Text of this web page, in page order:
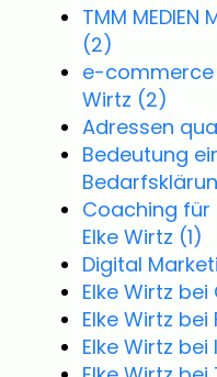
TMM MEDIEN
(2)
e-commerce
Wirtz (2)
Adressen
Bedeutung
Coaching
Elke Wirtz (1)
Digital
Elke Wirtz bei
Elke Wirtz
Elke Wirtz